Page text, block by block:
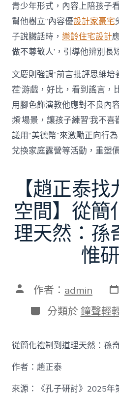
青少年形式，內容上陪孩子
幫他樹立“內容優設計家豪宅
子說臟話時，樂齡住宅設計
做不尊敬人’，引導他辨別長
文慶則強調“前言批評思維培
茬’游戲，好比，看到謠言，
用腳色飾演教他應對不良內
頻’場景，讓孩子練習‘我不
議用“美德幣”來激勵正向行
兌換家庭露營等活動，重塑
【趙正泰
空間】從簡
理天然：孫
惟
文 作者： admin 發
表
日
期
分
類
分類於 鐘聲輕
從簡化禮制到道理天然：孫
作者：趙正泰
來源：《孔子研討》2025年